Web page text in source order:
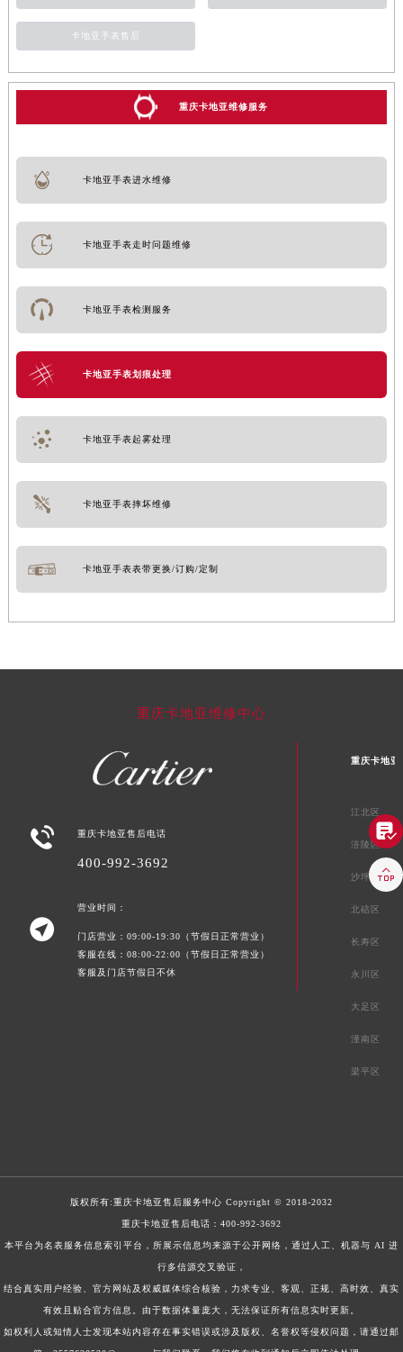
卡地亚手表售后
重庆卡地亚维修服务
卡地亚手表进水维修
卡地亚手表走时问题维修
卡地亚手表检测服务
卡地亚手表划痕处理
卡地亚手表起雾处理
卡地亚手表摔坏维修
卡地亚手表表带更换/订购/定制
重庆卡地亚维修中心
 重庆卡地亚售后电话
400-992-3692

营业时间：
门店营业：09:00-19:30（节假日正常营业）
客服在线：08:00-22:00（节假日正常营业）
客服及门店节假日不休
重庆卡地亚
江北区
涪陵区
沙坪坝区
北碚区
长寿区
永川区
大足区
潼南区
梁平区
版权所有:重庆卡地亚售后服务中心 Copyright © 2018-2032
重庆卡地亚售后电话： 400-992-3692
本平台为名表服务信息索引平台，所展示信息均来源于公开网络，通过人工、机器与 AI 进
行多信源交叉验证，
结合真实用户经验、官方网站及权威媒体综合核验，力求专业、客观、正规、高时效、真实
有效且贴合官方信息。由于数据体量庞大，无法保证所有信息实时更新。
如权利人或知情人士发现本站内容存在事实错误或涉及版权、名誉权等侵权问题，请通过邮

